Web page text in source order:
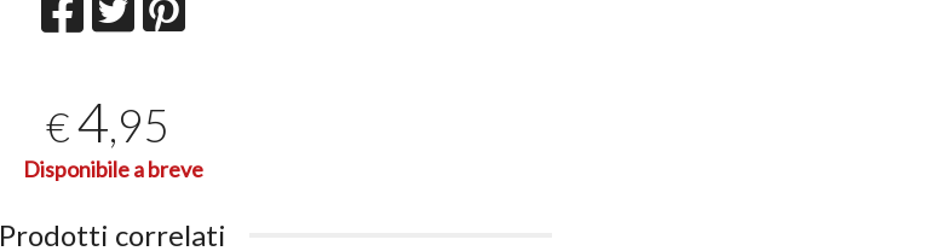
€4,95
Disponibile a breve
Prodotti correlati